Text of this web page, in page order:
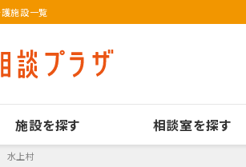
施設一覧
施設を探す 相談室を探す
水上村